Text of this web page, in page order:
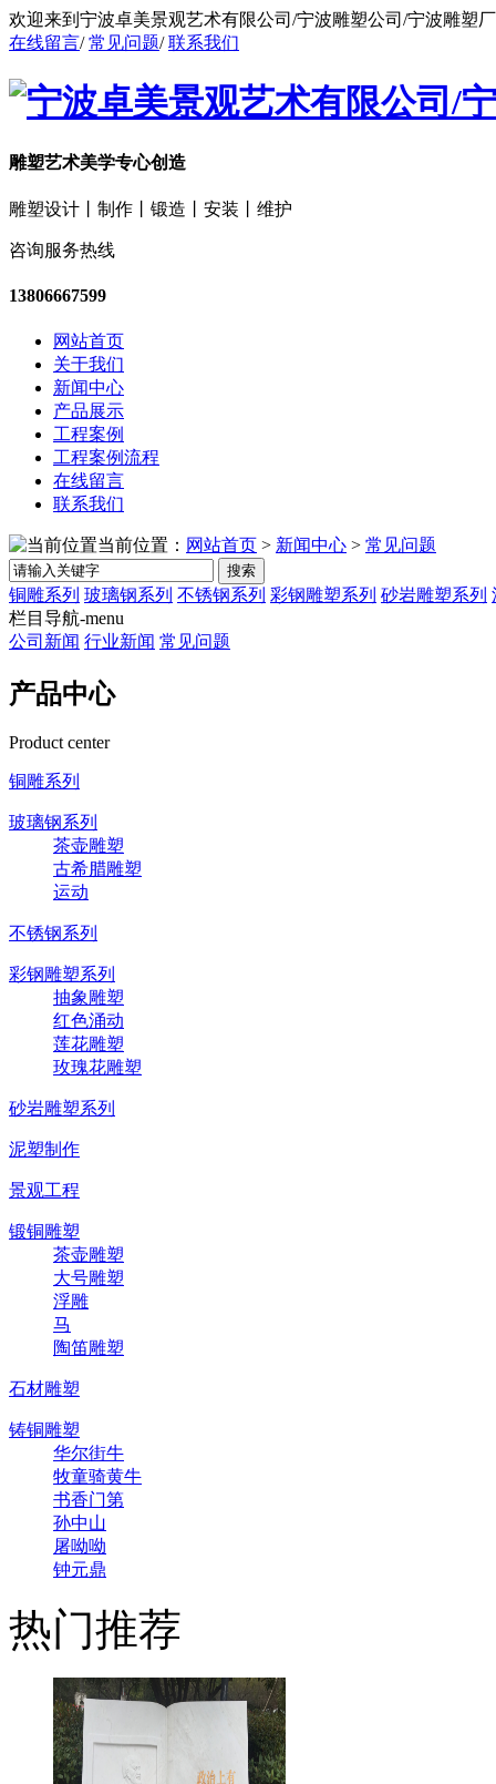
欢迎来到宁波卓美景观艺术有限公司/宁波雕塑公司/宁波雕塑
在线留言/常见问题/联系我们
雕塑艺术美学专心创造
雕塑设计丨制作丨锻造丨安装丨维护
咨询服务热线
13806667599
网站首页
关于我们
新闻中心
产品展示
工程案例
工程案例流程
在线留言
联系我们
当前位置： 网站首页 > 新闻中心 > 常见问题
搜索
铜雕系列 玻璃钢系列 不锈钢系列 彩钢雕塑系列 砂岩雕塑系列
栏目导航-menu
公司新闻 行业新闻 常见问题
产品中心
Product center
铜雕系列
玻璃钢系列
茶壶雕塑
古希腊雕塑
运动
不锈钢系列
彩钢雕塑系列
抽象雕塑
红色涌动
莲花雕塑
玫瑰花雕塑
砂岩雕塑系列
泥塑制作
景观工程
锻铜雕塑
茶壶雕塑
大号雕塑
浮雕
马
陶笛雕塑
石材雕塑
铸铜雕塑
华尔街牛
牧童骑黄牛
书香门第
孙中山
屠呦呦
钟元鼎
热门推荐